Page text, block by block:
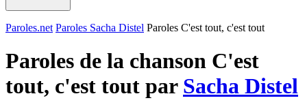
Paroles.net Paroles Sacha Distel Paroles C'est tout, c'est tout
Paroles de la chanson C'est
tout, c'est tout par Sacha Distel